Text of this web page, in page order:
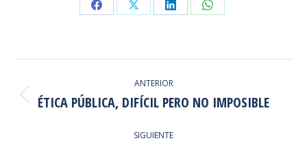
Share
Facebook
Share
X
Share
LinkedIn
Share
WhatsApp
ENTRE
PUBLICACIONES
ANTERIOR
Publicación
ÉTICA PÚBLICA, DIFÍCIL PERO NO IMPOSIBLE
SIGUIENTE